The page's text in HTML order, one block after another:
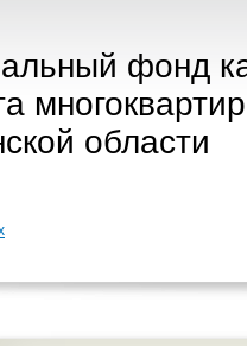
фонд
области